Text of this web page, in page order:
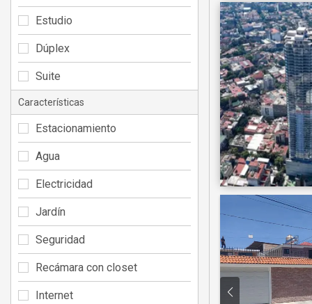
Estudio
Dúplex
Suite
Características
Estacionamiento
Agua
Electricidad
Jardín
Seguridad
Recámara con closet
Internet